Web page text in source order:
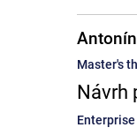
Master's
Návrh